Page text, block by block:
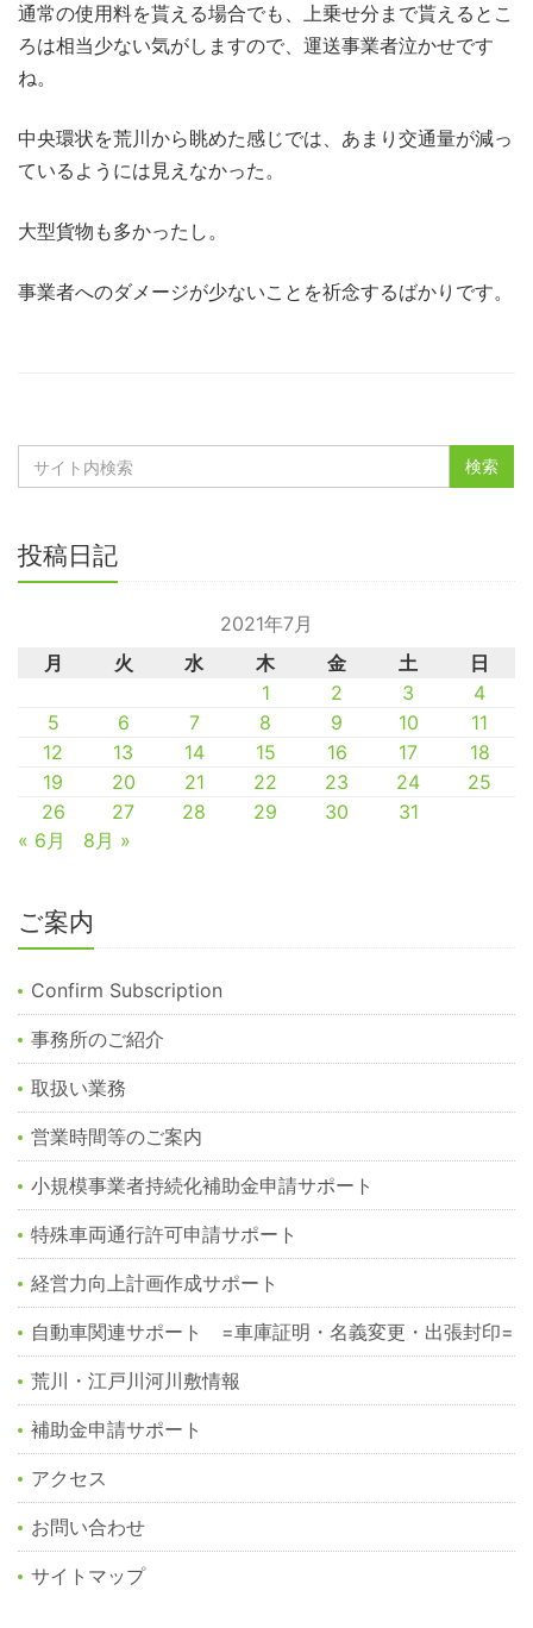
通常の使用料を貰える場合でも、上乗せ分まで貰えるとこ
ろは相当少ない気がしますので、運送事業者泣かせです
ね。
中央環状を荒川から眺めた感じでは、あまり交通量が減っ
ているようには見えなかった。
大型貨物も多かったし。
事業者へのダメージが少ないことを祈念するばかりです。
投稿日記
2021年7月
月
火 水 木 金 土
日
1
2 3
4
5
6 7 8 9 10
11
12
13 14 15 16 17
18
19
20 21 22 23 24
25
26
27 28 29 30
31
« 6月
8月 »
ご案内
Confirm Subscription
事務所のご紹介
取扱い業務
営業時間等のご案内
小規模事業者持続化補助金申請サポート
特殊車両通行許可申請サポート
経営力向上計画作成サポート
自動車関連サポート =車庫証明・名義変更・出張封印=
荒川・江戸川河川敷情報
補助金申請サポート
アクセス
お問い合わせ
サイトマップ